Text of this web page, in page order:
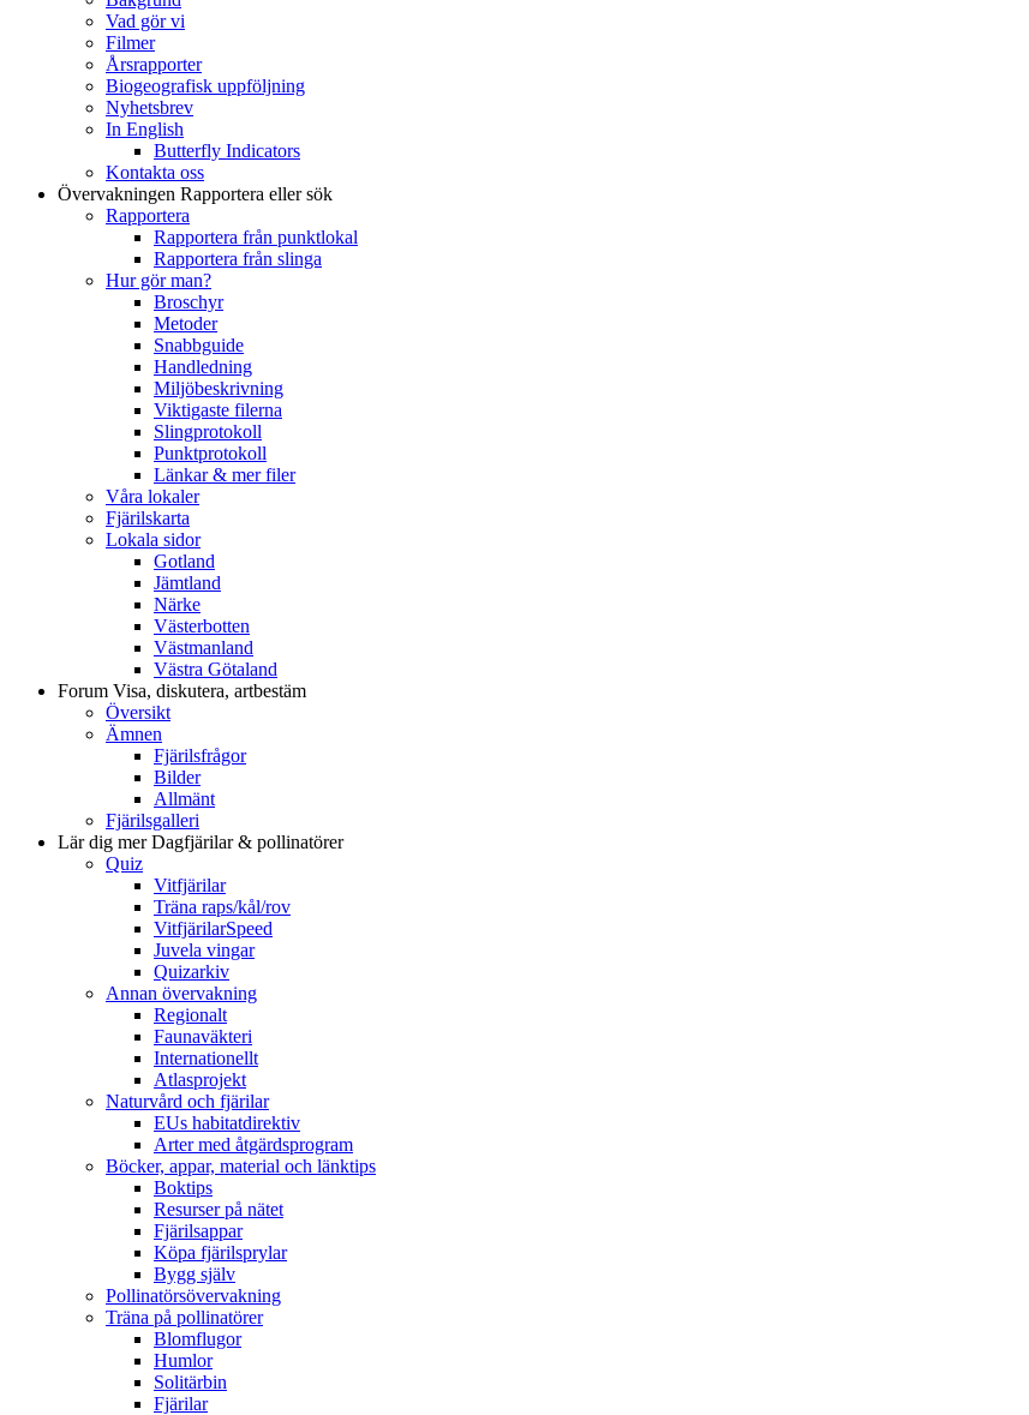
Vad gör vi
Filmer
Årsrapporter
Biogeografisk uppföljning
Nyhetsbrev
In English
Butterfly Indicators
Kontakta oss
Övervakningen Rapportera eller sök
Rapportera
Rapportera från punktlokal
Rapportera från slinga
Hur gör man?
Broschyr
Metoder
Snabbguide
Handledning
Miljöbeskrivning
Viktigaste filerna
Slingprotokoll
Punktprotokoll
Länkar & mer filer
Våra lokaler
Fjärilskarta
Lokala sidor
Gotland
Jämtland
Närke
Västerbotten
Västmanland
Västra Götaland
Forum Visa, diskutera, artbestäm
Översikt
Ämnen
Fjärilsfrågor
Bilder
Allmänt
Fjärilsgalleri
Lär dig merDagfjärilar & pollinatörer
Quiz
Vitfjärilar
Träna raps/kål/rov
VitfjärilarSpeed
Juvela vingar
Quizarkiv
Annan övervakning
Regionalt
Faunaväkteri
Internationellt
Atlasprojekt
Naturvård och fjärilar
EUs habitatdirektiv
Arter med åtgärdsprogram
Böcker, appar, material och länktips
Boktips
Resurser på nätet
Fjärilsappar
Köpa fjärilsprylar
Bygg själv
Pollinatörsövervakning
Träna på pollinatörer
Blomflugor
Humlor
Solitärbin
Fjärilar